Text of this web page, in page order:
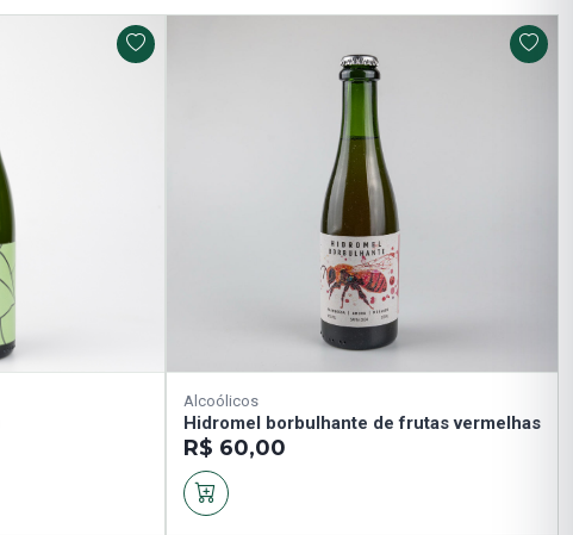
Alcoólicos
Hidromel borbulhante de frutas vermelhas
R$ 60,00